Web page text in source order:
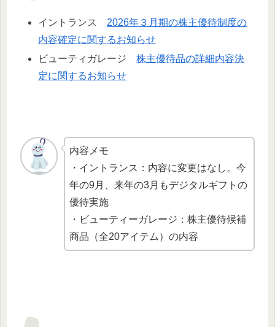
イントランス 2026年３月期の株主優待制度の
内容確定に関するお知らせ
ビューティガレージ株主優待品の詳細内容決
定に関するお知らせ
内容メモ
・イントランス：内容に変更はなし。今
年の9月、来年の3月もデジタルギフトの
優待実施
・ビューティーガレージ：株主優待候補
商品（全20アイテム）の内容